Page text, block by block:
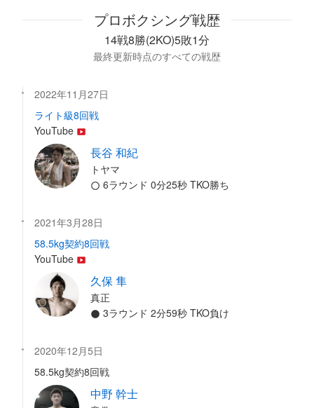
プロボクシング戦歴
14戦8勝(2KO)5敗1分
最終更新時点のすべての戦歴
2022年11月27日
ライト級8回戦
YouTube
長谷 和紀
トヤマ
6ラウンド 0分25秒 TKO勝ち
2021年3月28日
58.5kg契約8回戦
YouTube
久保 隼
真正
3ラウンド 2分59秒 TKO負け
2020年12月5日
58.5kg契約8回戦
中野 幹士